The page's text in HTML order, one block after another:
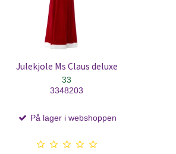
Julekjole Ms Claus deluxe
33
3348203
På lager i webshoppen